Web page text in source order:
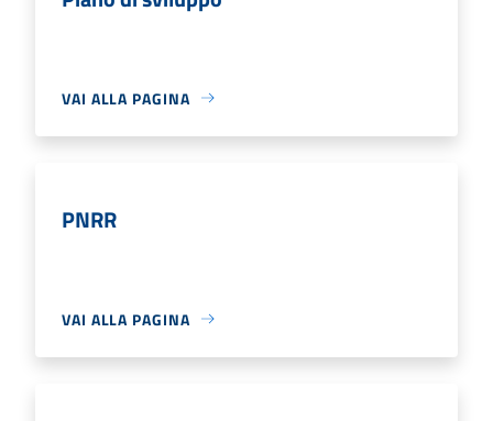
VAI ALLA PAGINA
PNRR
VAI ALLA PAGINA